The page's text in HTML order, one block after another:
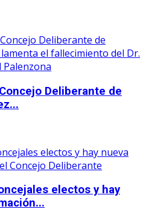
Deliberante de
electos y hay